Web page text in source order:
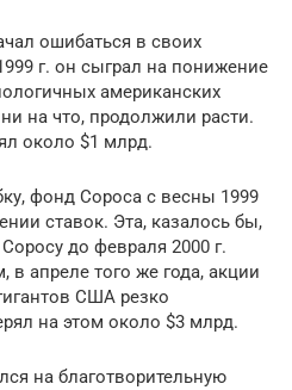
ошибаться в своих
г. он сыграл на понижение
американских
на что, продолжили расти.
около $1 млрд.
фонд Сороса с весны 1999
ставок. Эта, казалось бы,
до февраля 2000 г.
апреле того же года, акции
США резко
на этом около $3 млрд.
на благотворительную